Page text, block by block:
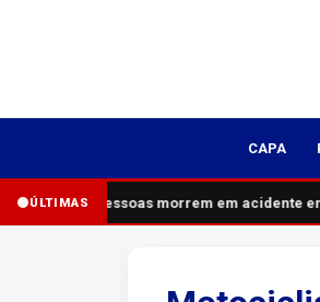
CAPA
ÚLTIMAS
Cinco pessoas morrem em acidente